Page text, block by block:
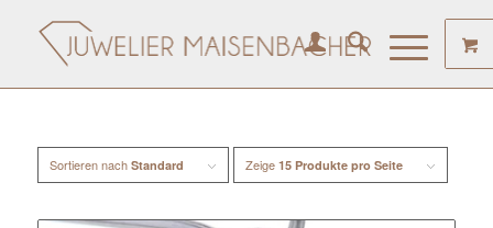
Sortieren nach Standard Zeige 15 Produkte pro Seite